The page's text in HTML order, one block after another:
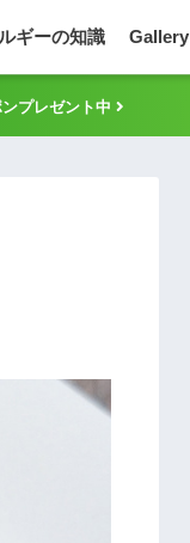
ギーの知識 Gallery
プレゼント中